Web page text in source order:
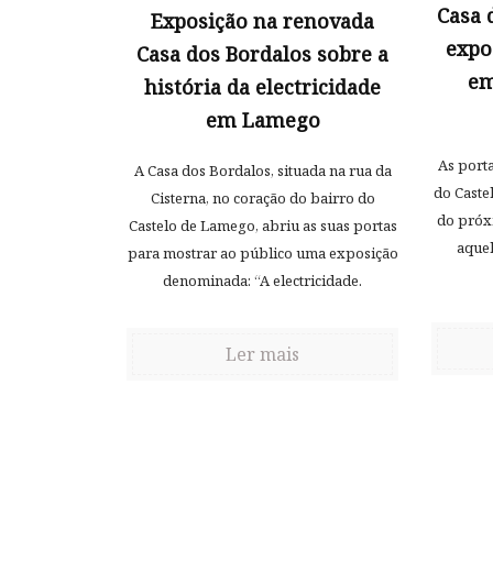
Exposição na renovada
Casa dos Bordalos sobre a
história da electricidade
em Lamego
A Casa dos Bordalos, situada na rua da
Cisterna, no coração do bairro do
Castelo de Lamego, abriu as suas portas
para mostrar ao público uma exposição
denominada: “A electricidade.
Ler mais
Casa
As
do
do